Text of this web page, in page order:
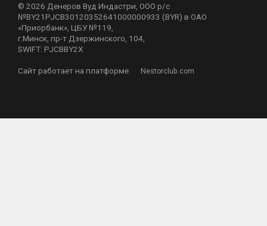
© 2026 Денеров Вуд Индастри, ООО р/с
№BY21PJCB30120352641000000933 (BYR) в ОАО
«Приорбанк», ЦБУ №119,
г.Минск, пр-т Дзержинского, 104,
SWIFT: PJCBBY2X
Сайт работает на платформе Nestorclub.com